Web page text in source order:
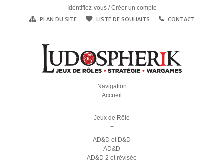
Identifiez-vous /Créer un compte
PLAN DU SITE LISTE DE SOUHAITS CONTACT
Navigation
Accueil
+
Jeux de Rôle
+
AD&D et D&D
AD&D
AD&D 2 et révisée